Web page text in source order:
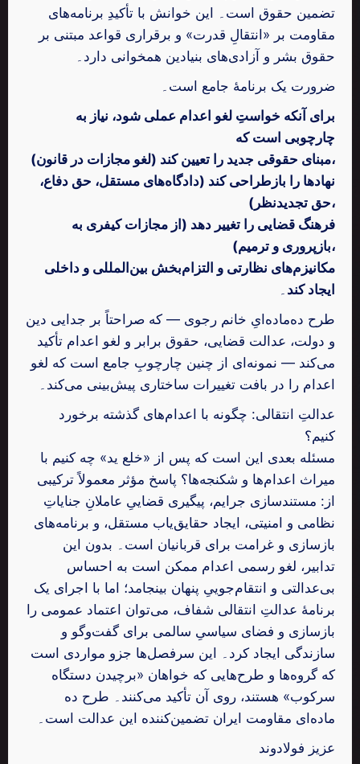
تضمین حقوق است۔ این خوانش با تأکیدِ برنامه‌های
مقاومت بر «انتقالِ قدرت» و برقراری قواعد مبتنی بر
حقوق بشر و آزادی‌های بنیادین همخوانی دارد۔
ضرورت یک برنامۀ جامع است۔
برای آنکه خواستِ لغو اعدام عملی شود، نیاز به
چارچوبی است که
مبنای حقوقی جدید را تعیین کند (لغو مجازات در قانون)،
نهادها را بازطراحی کند (دادگاه‌های مستقل، حق دفاع،
حق تجدیدنظر)،
فرهنگ قضایی را تغییر دهد (از مجازات کیفری به
بازپروری و ترمیم)،
مکانیزم‌های نظارتی و التزام‌بخش بین‌المللی و داخلی
ایجاد کند
طرح ده‌ماده‌ایِ خانم رجوی — که صراحتاً بر جدایی دین
و دولت، عدالت قضایی، حقوق برابر و لغو اعدام تأکید
می‌کند — نمونه‌ای از چنین چارچوبِ جامع است که لغو
اعدام را در بافت تغییرات ساختاری پیش‌بینی می‌کند۔
عدالتِ انتقالی: چگونه با اعدام‌های گذشته برخورد
کنیم؟
مسئله بعدی این است که پس از «خلع ید» چه کنیم با
میراث اعدام‌ها و شکنجه‌ها؟ پاسخ مؤثر معمولاً ترکیبی
از: مستندسازی جرایم، پیگیری قضاییِ عاملانِ جنایاتِ
نظامی و امنیتی، ایجاد حقایق‌یاب مستقل، و برنامه‌های
بازسازی و غرامت برای قربانیان است۔ بدون این
تدابیر، لغو رسمی اعدام ممکن است به احساس
بی‌عدالتی و انتقام‌جوییِ پنهان بینجامد؛ اما با اجرای یک
برنامهٔ عدالتِ انتقالی شفاف، می‌توان اعتماد عمومی را
بازسازی و فضای سیاسیِ سالمی برای گفت‌وگو و
سازندگی ایجاد کرد۔ این سرفصل‌ها جزو مواردی است
که گروه‌ها و طرح‌هایی که خواهان «برچیدن دستگاه
سرکوب» هستند، روی آن تأکید می‌کنند۔ طرح ده
ماده‌ای مقاومت ایران تضمین‌کننده این عدالت است۔
عزیز فولادوند